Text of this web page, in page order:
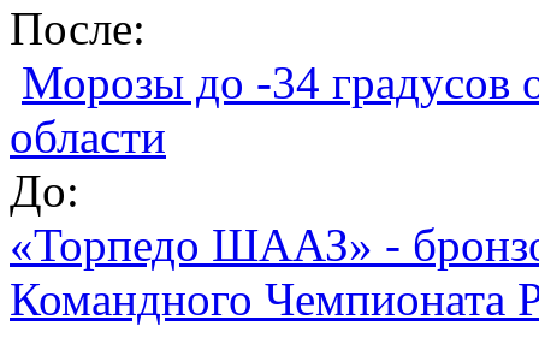
После:
Морозы до -34 градусов
области
До:
«Торпедо ШААЗ» -
Командного Чемпионата